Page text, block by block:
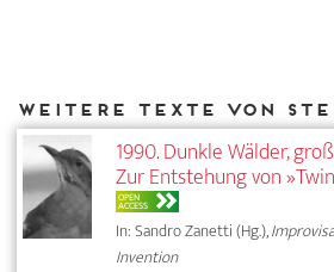
1990. Dunkle Wälder,
Zur Entstehung von
OPEN
ACCESS
In: Sandro Zanetti (Hg.),
Invention